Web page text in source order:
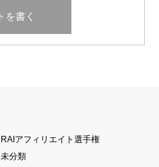
RAIアフィリエイト選手権
未分類